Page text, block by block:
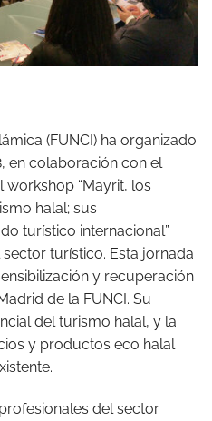
(FUNCI) ha organizado
en colaboración con el
“Mayrit, los
halal; sus
turístico internacional”
turístico. Esta jornada
y recuperación
de la FUNCI. Su
del turismo halal, y la
y productos eco halal
del sector